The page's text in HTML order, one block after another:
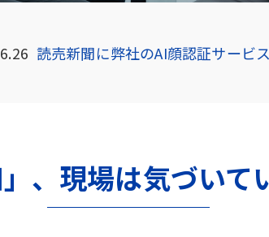
読売新聞に弊社のAI顔認証サービ
、現場は気づいて